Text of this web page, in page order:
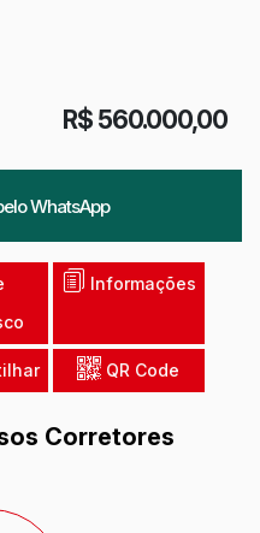
R$ 560.000,00
WhatsApp
Informações
QR Code
Corretores